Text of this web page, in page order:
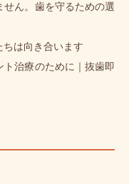
せん。歯を守るための選
ちは向き合います
ト治療のために｜抜歯即